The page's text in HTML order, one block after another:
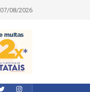
07/08/2026